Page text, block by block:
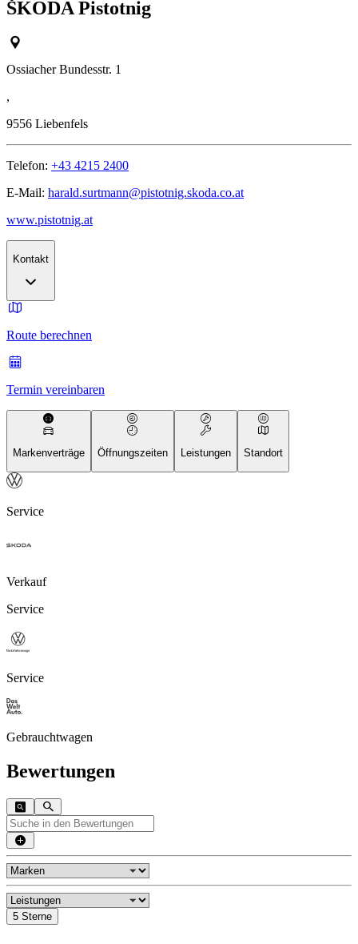
ŠKODA Pistotnig
Ossiacher Bundesstr. 1
,
9556 Liebenfels
Telefon: +43 4215 2400
E-Mail: harald.surtmann@pistotnig.skoda.co.at
www.pistotnig.at
Kontakt
Route berechnen
Termin vereinbaren
Markenverträge Öffnungszeiten Leistungen Standort
Service
Verkauf
Service
Service
Gebrauchtwagen
Bewertungen
5 Sterne